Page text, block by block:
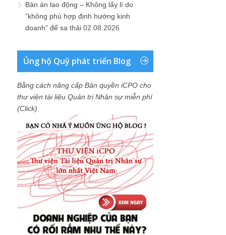
Bản án lao động – Không lấy lí do
“không phù hợp định hướng kinh
doanh” để sa thải 02.08.2026
Ủng hộ Quỹ phát triển Blog
Bằng cách nâng cấp Bản quyền iCPO cho
thư viện tài liệu Quản trị Nhân sự miễn phí
(Click)